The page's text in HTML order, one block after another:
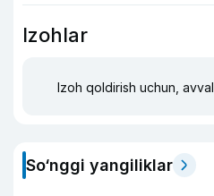
Izohlar
Izoh qoldirish uchun, avval
So‘nggi yangiliklar